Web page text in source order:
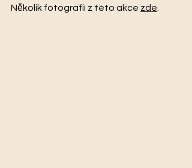
Několik fotografií z této akce zde